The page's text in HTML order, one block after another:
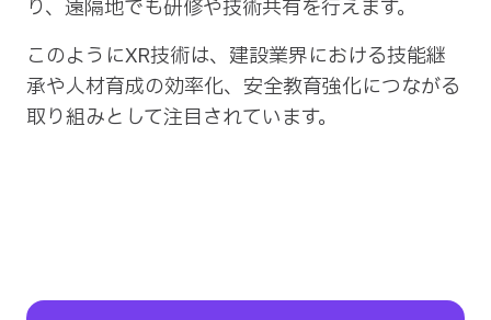
り、遠隔地でも研修や技術共有を行えます。
このようにXR技術は、建設業界における技能継
承や人材育成の効率化、安全教育強化につながる
取り組みとして注目されています。